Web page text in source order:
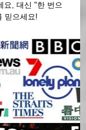
요, 대신 "한 번으
믿으세요!